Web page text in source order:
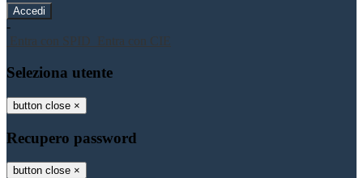
-
Entra con SPID
Entra con CIE
Seleziona utente
button close ×
Recupero password
button close ×